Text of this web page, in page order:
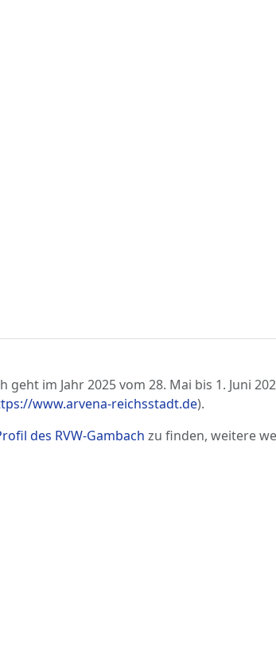
geht im Jahr 2025 vom 28. Mai bis 1. Juni
www.arvena-reichsstadt.de).
des RVW-Gambach zu finden, weitere